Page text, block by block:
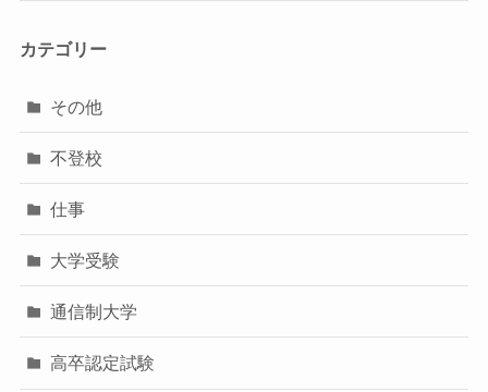
カテゴリー
その他
不登校
仕事
大学受験
通信制大学
高卒認定試験